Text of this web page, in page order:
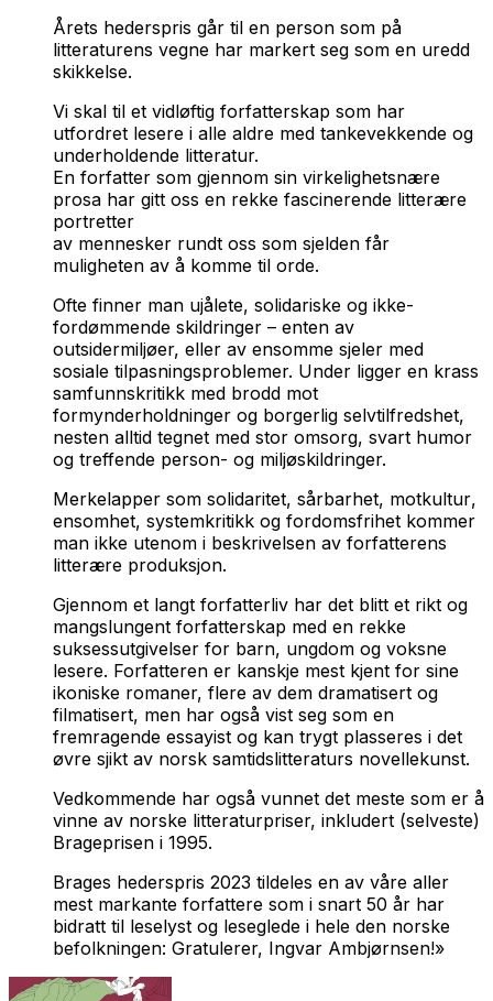
Årets hederspris går til en person som på
litteraturens vegne har markert seg som en uredd
skikkelse.
Vi skal til et vidløftig forfatterskap som har
utfordret lesere i alle aldre med tankevekkende og
underholdende litteratur.
En forfatter som gjennom sin virkelighetsnære
prosa har gitt oss en rekke fascinerende litterære
portretter
av mennesker rundt oss som sjelden får
muligheten av å komme til orde.
Ofte finner man ujålete, solidariske og ikke-
fordømmende skildringer – enten av
outsidermiljøer, eller av ensomme sjeler med
sosiale tilpasningsproblemer. Under ligger en krass
samfunnskritikk med brodd mot
formynderholdninger og borgerlig selvtilfredshet,
nesten alltid tegnet med stor omsorg, svart humor
og treffende person- og miljøskildringer.
Merkelapper som solidaritet, sårbarhet, motkultur,
ensomhet, systemkritikk og fordomsfrihet kommer
man ikke utenom i beskrivelsen av forfatterens
litterære produksjon.
Gjennom et langt forfatterliv har det blitt et rikt og
mangslungent forfatterskap med en rekke
suksessutgivelser for barn, ungdom og voksne
lesere. Forfatteren er kanskje mest kjent for sine
ikoniske romaner, flere av dem dramatisert og
filmatisert, men har også vist seg som en
fremragende essayist og kan trygt plasseres i det
øvre sjikt av norsk samtidslitteraturs novellekunst.
Vedkommende har også vunnet det meste som er å
vinne av norske litteraturpriser, inkludert (selveste)
Brageprisen i 1995.
Brages hederspris 2023 tildeles en av våre aller
mest markante forfattere som i snart 50 år har
bidratt til leselyst og leseglede i hele den norske
befolkningen: Gratulerer, Ingvar Ambjørnsen!»